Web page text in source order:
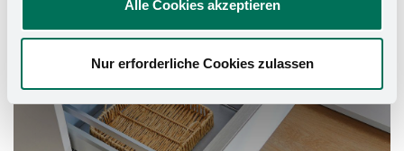
Alle Cookies akzeptieren
Nur erforderliche Cookies zulassen